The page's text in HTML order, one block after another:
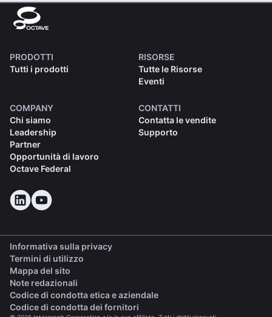
PRODOTTI
Tutti i prodotti
RISORSE
Tutte le Risorse
Eventi
COMPANY
Chi siamo
Leadership
Partner
Opportunità di lavoro
Octave Federal
CONTATTI
Contatta le vendite
Supporto
Informativa sulla privacy
Termini di utilizzo
Mappa del sito
Note redazionali
Codice di condotta etica e aziendale(opens in a new tab)
Codice di condotta dei fornitori